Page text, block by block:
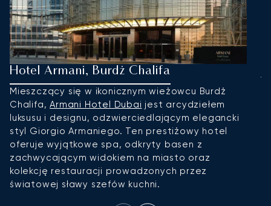
Hotel Armani, Burdż Chalifa
Mieszczący się w ikonicznym wieżowcu Burdż
Chalifa,Armani Hotel Dubai jest arcydziełem
luksusu i designu, odzwierciedlającym elegancki
styl Giorgio Armaniego. Ten prestiżowy hotel
oferuje wyjątkowe spa, odkryty basen z
zachwycającym widokiem na miasto oraz
kolekcję restauracji prowadzonych przez
światowej sławy szefów kuchni.